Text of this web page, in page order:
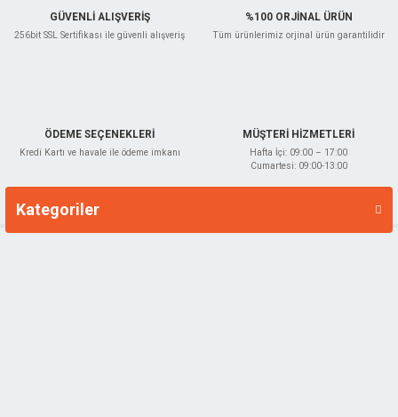
GÜVENLİ ALIŞVERİŞ
256bit SSL Sertifikası ile güvenli alışveriş
%100 ORJİNAL ÜRÜN
Tüm ürünlerimiz orjinal ürün garantilidir
ÖDEME SEÇENEKLERİ
Kredi Kartı ve havale ile ödeme imkanı
MÜŞTERİ HİZMETLERİ
Hafta İçi: 09:00 – 17:00
Cumartesi: 09:00-13:00
Kategoriler
Markalar